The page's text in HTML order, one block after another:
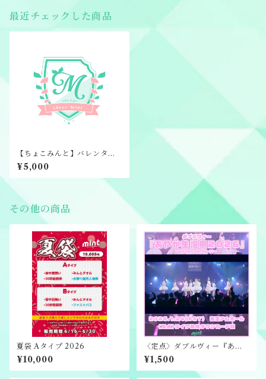
最近チェックした商品
【ちょこみんと】バレンタイ
ン通販2026
¥5,000
その他の商品
夏袋 Aタイプ 2026
¥10,000
〈定点〉ダブルヴィー『あや
か生誕祭2026』ライブ映像ダ
ウンロード版
¥1,500